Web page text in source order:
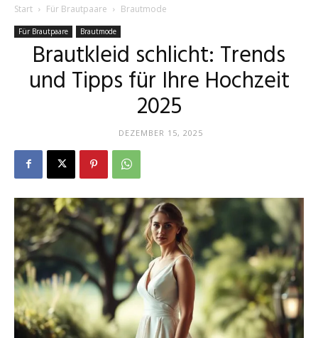
Portal
rund
Start Für Brautpaare Brautmode
Für Brautpaare Brautmode
Brautkleid schlicht: Trends
und Tipps für Ihre Hochzeit
2025
DEZEMBER 15, 2025